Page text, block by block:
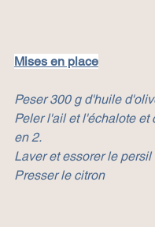
Mises en place
Peser 300 g d'huile
Peler l'ail et l'échalote et
en 2.
Laver et essorer le persil
Presser le citron